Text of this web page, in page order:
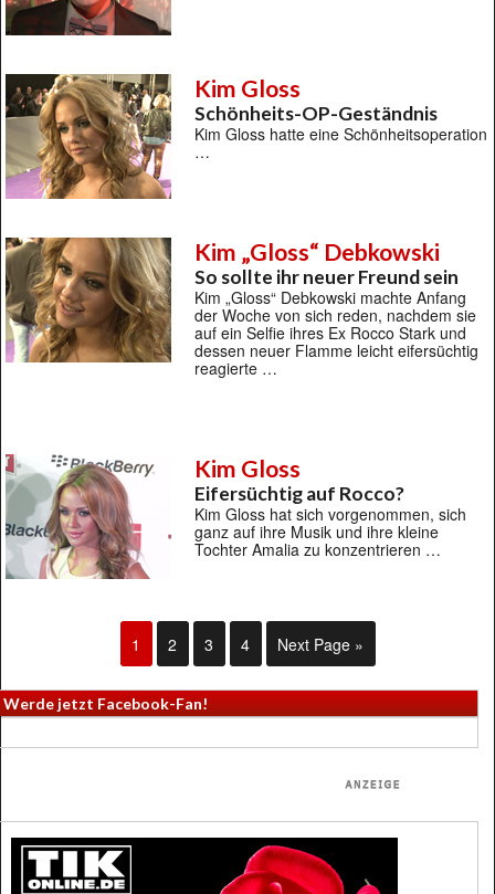
Kim Gloss
Schönheits-OP-Geständnis
Kim Gloss hatte eine Schönheitsoperation
…
Kim „Gloss“ Debkowski
So sollte ihr neuer Freund sein
Kim „Gloss“ Debkowski machte Anfang
der Woche von sich reden, nachdem sie
auf ein Selfie ihres Ex Rocco Stark und
dessen neuer Flamme leicht eifersüchtig
reagierte …
Kim Gloss
Eifersüchtig auf Rocco?
Kim Gloss hat sich vorgenommen, sich
ganz auf ihre Musik und ihre kleine
Tochter Amalia zu konzentrieren …
1 2 3 4 Next Page »
Werde jetzt Facebook-Fan!